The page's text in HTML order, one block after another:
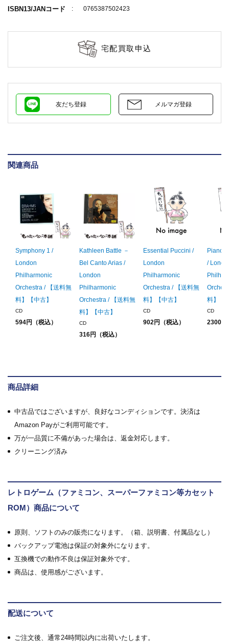
ISBN13/JANコード 0765387502423
宅配買取申込
友だち登録 メルマガ登録
関連商品
Symphony 1 /
London
Philharmonic
Orchestra / 【送料無
料】【中古】
CD
594円（税込）
Kathleen Battle －
Bel Canto Arias /
London
Philharmonic
Orchestra / 【送料無
料】【中古】
CD
316円（税込）
Essential Puccini /
London
Philharmonic
Orchestra / 【送料無
料】【中古】
CD
902円（税込）
Piano
/
料】【
CD
2300円
商品詳細
中古品ではございますが、良好なコンディションです。決済は
Amazon Payがご利用可能です。
万が一品質に不備があった場合は、返金対応します。
クリーニング済み
レトロゲーム（ファミコン、スーパーファミコン等カセット
ROM）商品について
原則、ソフトのみの販売になります。（箱、説明書、付属品なし）
バックアップ電池は保証の対象外になります。
互換機での動作不良は保証対象外です。
商品は、使用感がございます。
配送について
ご注文後、通常24時間以内に出荷いたします。